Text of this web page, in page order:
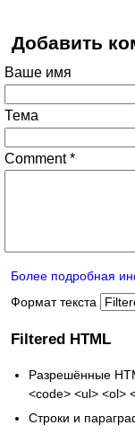
Добавить
Ваше имя
Тема
Comment*
Более подробная
Формат текста
Filtered HTML
Разрешённые
<code> <ul> <ol>
Строки и